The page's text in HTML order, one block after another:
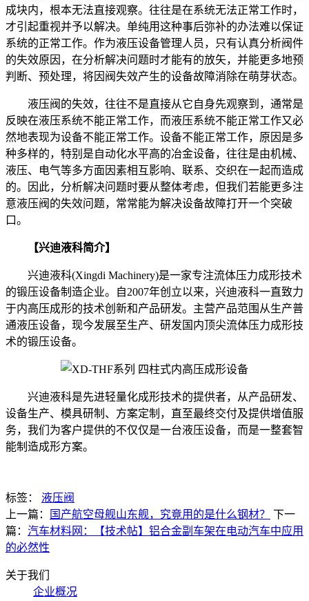
成块内，根本无法直接观察。往往是在系统无法正常工作时，
才引起重视并予以解决。单纯用这种事后弥补的办法难以保证
系统的正常工作。作为液压设备管理人员，只有认真分析阀件
的失效原因，在分析解决问题时才能有的放矢，并能更多地预
判断、预处理，将因阀失效产生的设备故障消除在萌芽状态。
液压阀的失效，往往不是直接从它自身先观察到，通常是
反映在液压系统不能正常工作，而液压系统不能正常工作又必
然地表现为设备不能正常工作。设备不能正常工作，原因是多
种多样的，特别是自动化水平高的冶金设备，往往是由机械、
液压、电气等多方面因素相互影响、联系、交织在一起而造成
的。因此，分析解决问题时要从整体考虑，但我们若能更多注
意液压阀的失效问题，常常能为解决设备故障打开一个突破
口。
【兴迪液科简介】
兴迪液科(Xingdi Machinery)是一家专注流体压力成形技术
的锻压设备制造企业。自2007年创立以来，兴迪液科一直致力
于内高压成形的技术创新和产品研发。主营产品范围从生产普
通液压设备，现今发展至生产、研发国内顶尖流体压力成形技
术的锻压设备。
兴迪液科是先进轻量化成形技术的提供者，从产品研发、
设备生产、模具研制、方案定制，直至最终交付及提供增值服
务，我们为客户提供的不仅仅是一台液压设备，而是一整套智
能制造成形方案。
标签： 液压阀
上一篇：
国产航空母舰山东舰，究竟用的是什么钢材？
下一
篇： 汽车材料网：【技术帖】铝合金副车架在电动汽车中应用
的必然性
关于我们
企业概况